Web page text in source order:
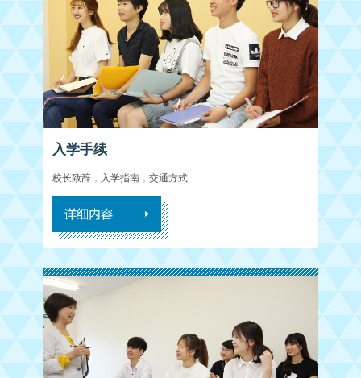
入学手续
校长致辞，入学指南，交通方式